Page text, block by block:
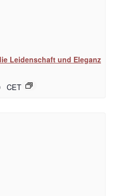
Leidenschaft und Eleganz
CET